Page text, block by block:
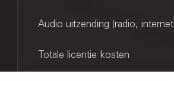
Audio uitzending (radio,
Totale licentie kosten